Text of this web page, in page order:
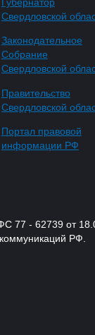
Свердловской
Законодательное
Собрание
Свердловской
Правительство
Свердловской
Портал правовой
информации РФ
77 - 62739 от
РФ.